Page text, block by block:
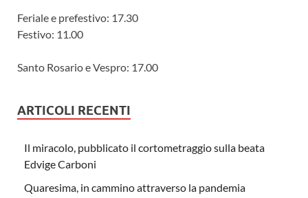
Feriale e prefestivo: 17.30
Festivo: 11.00
Santo Rosario e Vespro: 17.00
ARTICOLI RECENTI
Il miracolo, pubblicato il cortometraggio sulla beata
Edvige Carboni
Quaresima, in cammino attraverso la pandemia